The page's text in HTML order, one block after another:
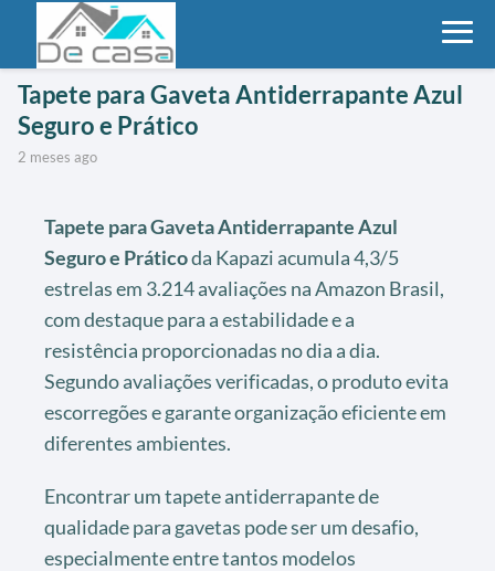
Tapete para Gaveta Antiderrapante Azul
Seguro e Prático
2 meses ago
Tapete para Gaveta Antiderrapante Azul
Seguro e Práticoda Kapazi acumula 4,3/5
estrelas em 3.214 avaliações na Amazon Brasil,
com destaque para a estabilidade e a
resistência proporcionadas no dia a dia.
Segundo avaliações verificadas, o produto evita
escorregões e garante organização eficiente em
diferentes ambientes.
Encontrar um tapete antiderrapante de
qualidade para gavetas pode ser um desafio,
especialmente entre tantos modelos